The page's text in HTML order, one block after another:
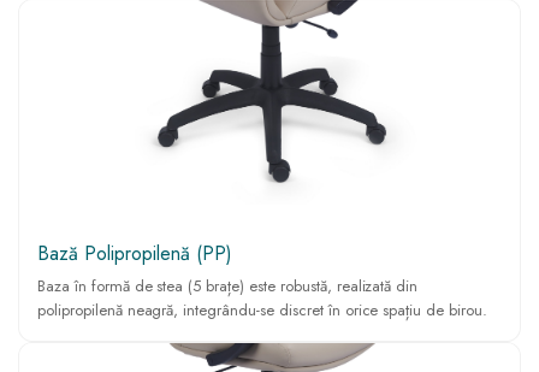
Bază Polipropilenă (PP)
Baza în formă de stea (5 brațe) este robustă, realizată din
polipropilenă neagră, integrându-se discret în orice spațiu de birou.